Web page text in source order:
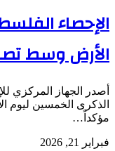
الأرض وسط
أصدر الجهاز المركزي
مؤكداً…
فبراير 21, 2026